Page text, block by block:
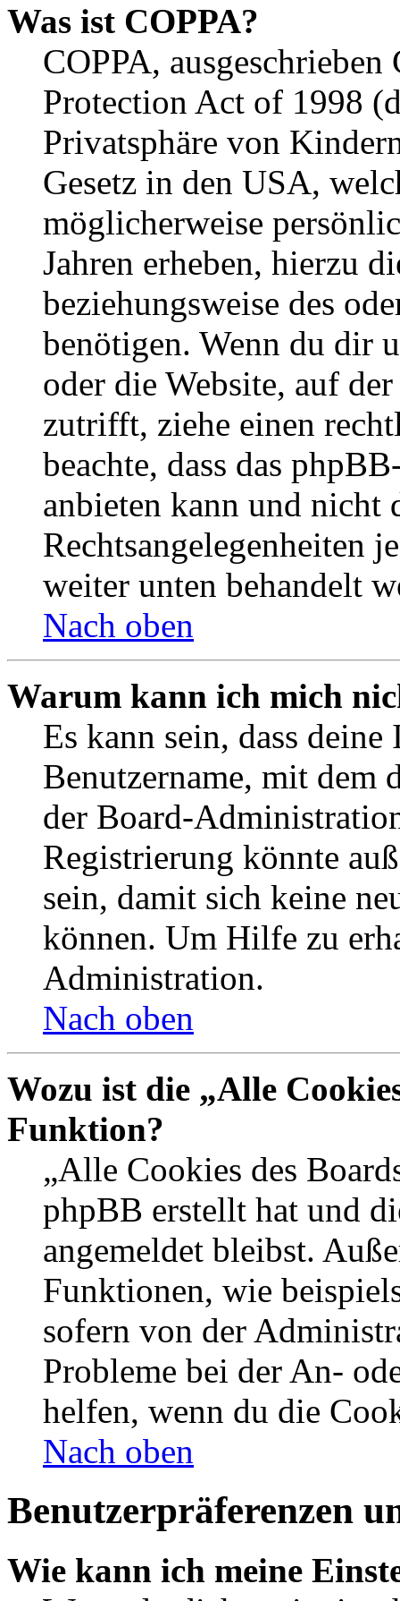
Was ist COPPA?
COPPA,
Protection Act of 1998
Privatsphäre von
Gesetz in den USA,
möglicherweise
Jahren erheben, hierzu
beziehungsweise des
benötigen. Wenn du dir
oder die Website, auf
zutrifft, ziehe einen
beachte, dass das
anbieten kann und nicht
Rechtsangelegenheiten
weiter unten behandelt
Nach oben
Warum kann ich mich
Es kann sein, dass
Benutzername, mit dem
der Board-
Registrierung könnte
sein, damit sich keine
können. Um Hilfe zu
Administration.
Nach oben
Wozu ist die „Alle
Funktion?
„Alle Cookies des
phpBB erstellt hat und
angemeldet bleibst.
Funktionen, wie
sofern von der
Probleme bei der An-
helfen, wenn du die
Nach oben
Benutzerpräferenzen
Wie kann ich meine